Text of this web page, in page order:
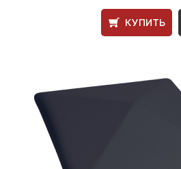
КУПИТЬ